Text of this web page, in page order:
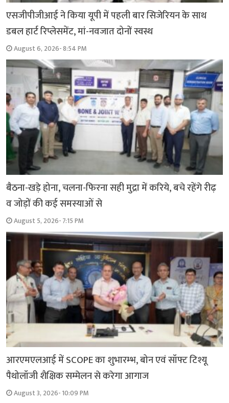
एसजीपीजीआई ने किया यूपी में पहली बार सिजेरियन के साथ
डबल हार्ट रिप्लेसमेंट, मां-नवजात दोनों स्वस्थ
August 6, 2026- 8:54 PM
बैठना-खड़े होना, चलना-फिरना सही मुद्रा में करिये, बचे रहेंगे रीढ़
व जोड़ों की कई समस्याओं से
August 5, 2026- 7:15 PM
आरएमएलआई में SCOPE का शुभारम्भ, बोन एवं सॉफ्ट टिश्यू
पैथोलॉजी शैक्षिक सम्मेलन से करेगा आगाज
August 3, 2026- 10:09 PM